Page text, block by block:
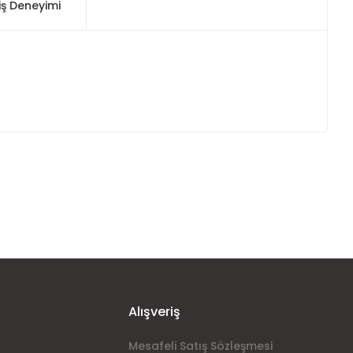
Deneyimi
Alışveriş
Mesafeli Satış Sözleşmesi